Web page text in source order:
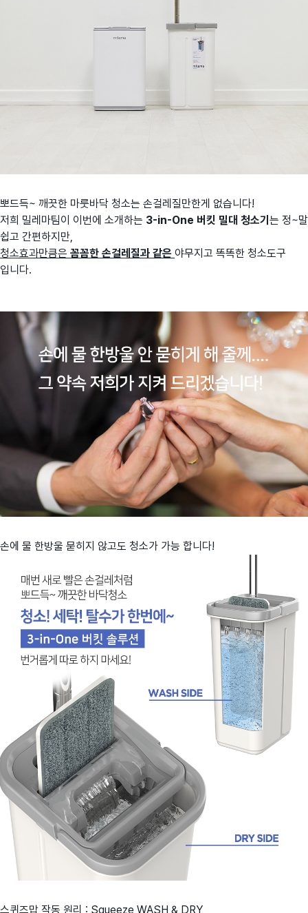
뽀드득~ 깨끗한 마룻바닥 청소는 손걸레질만한게 없습니다!
저희 밀레마팀이 이번에 소개하는 3-in-One 버킷 밀대 청소기 는 정~말
쉽고 간편하지만,
청소효과만큼은 꼼꼼한 손걸레질과 같은 야무지고 똑똑한 청소도구
입니다.
손에 물 한방울 묻히지 않고도 청소가 가능 합니다!
스퀴즈맙 작동 원리 : Squeeze WASH & DRY